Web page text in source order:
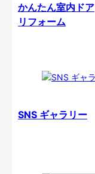
かんたん室内ドア
リフォーム
SNS ギャラリー